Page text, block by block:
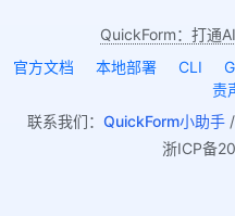
QuickForm：打通
官方文档
本地部署 CLI
责
联系我们： QuickForm小助手
浙ICP备